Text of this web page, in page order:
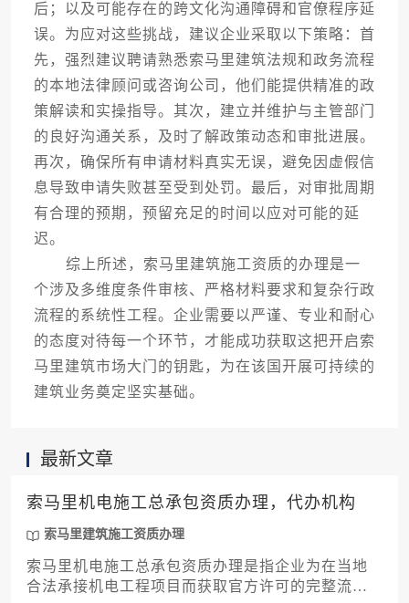
后；以及可能存在的跨文化沟通障碍和官僚程序延
误。为应对这些挑战，建议企业采取以下策略：首
先，强烈建议聘请熟悉索马里建筑法规和政务流程
的本地法律顾问或咨询公司，他们能提供精准的政
策解读和实操指导。其次，建立并维护与主管部门
的良好沟通关系，及时了解政策动态和审批进展。
再次，确保所有申请材料真实无误，避免因虚假信
息导致申请失败甚至受到处罚。最后，对审批周期
有合理的预期，预留充足的时间以应对可能的延
迟。
综上所述，索马里建筑施工资质的办理是一
个涉及多维度条件审核、严格材料要求和复杂行政
流程的系统性工程。企业需要以严谨、专业和耐心
的态度对待每一个环节，才能成功获取这把开启索
马里建筑市场大门的钥匙，为在该国开展可持续的
建筑业务奠定坚实基础。
最新文章
索马里机电施工总承包资质办理，代办机构
索马里建筑施工资质办理
索马里机电施工总承包资质办理是指企业为在当地
合法承接机电工程项目而获取官方许可的完整流